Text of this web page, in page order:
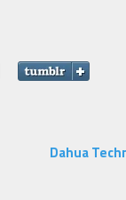
Dahua